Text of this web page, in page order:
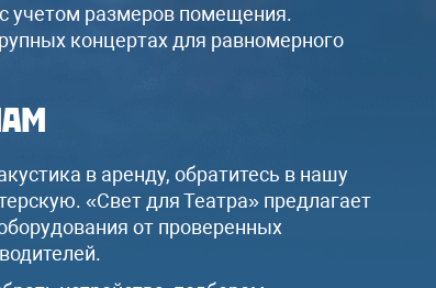
учетом размеров помещения.
концертах для равномерного
в аренду, обратитесь в нашу
«Свет для Театра» предлагает
от проверенных